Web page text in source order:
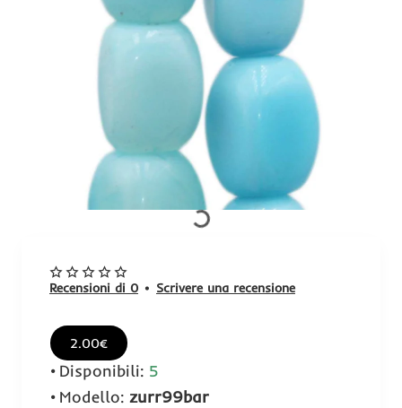
Recensioni di 0 • Scrivere una recensione
2.00€
Disponibili: 5
Modello: zurr99bar